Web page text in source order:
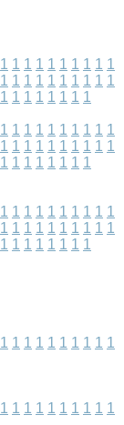
1 1 1 1 1 1 1 1 1 1
1 1 1 1 1 1 1 1 1 1
1 1 1 1 1 1 1 1
1 1 1 1 1 1 1 1 1 1
1 1 1 1 1 1 1 1 1 1
1 1 1 1 1 1 1 1
1 1 1 1 1 1 1 1 1 1
1 1 1 1 1 1 1 1 1 1
1 1 1 1 1 1 1 1
1 1 1 1 1 1 1 1 1 1
1 1 1 1 1 1 1 1 1 1